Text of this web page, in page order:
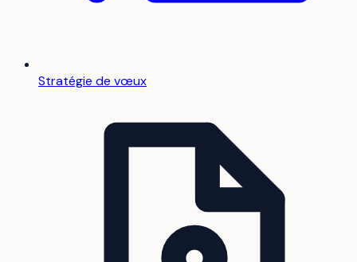
Stratégie de vœux